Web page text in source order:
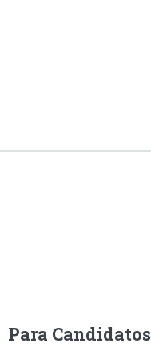
Para Candidatos